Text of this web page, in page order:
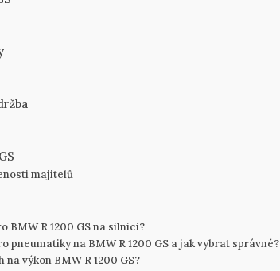
majitelů
BMW R 1200 GS na silnici?
pneumatiky na BMW R 1200 GS a jak vybrat správné?
výkon BMW R 1200 GS?